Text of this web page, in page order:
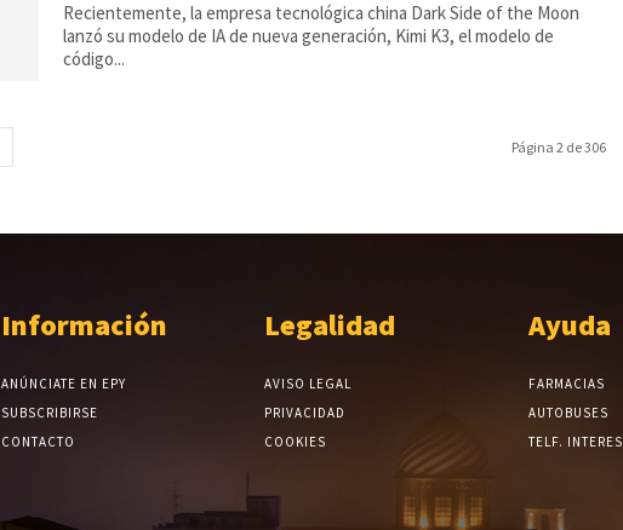
Recientemente, la empresa tecnológica china Dark Side of the Moon
lanzó su modelo de IA de nueva generación, Kimi K3, el modelo de
código...
Página 2 de 306
Información
ANÚNCIATE EN EPY
SUBSCRIBIRSE
CONTACTO
Legalidad
AVISO LEGAL
PRIVACIDAD
COOKIES
Ayuda
FARMACIAS
AUTOBUSES
TELF. INTERES